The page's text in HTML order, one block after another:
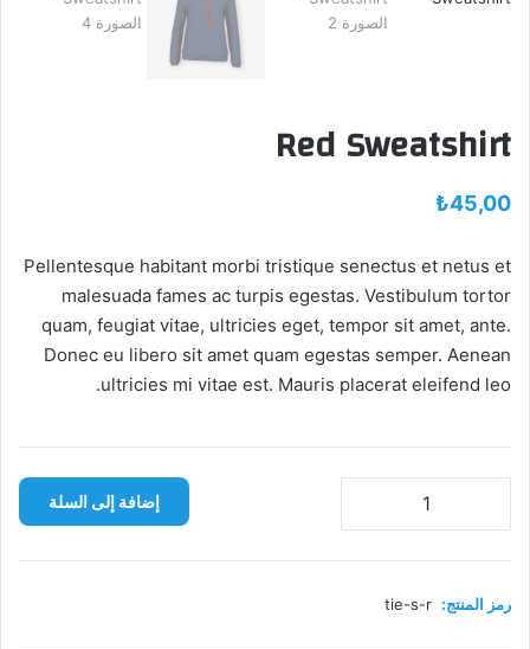
Red Sweatshirt
₺45,00
Pellentesque habitant morbi tristique senectus et netus et
malesuada fames ac turpis egestas. Vestibulum tortor
quam, feugiat vitae, ultricies eget, tempor sit amet, ante.
Donec eu libero sit amet quam egestas semper. Aenean
ultricies mi vitae est. Mauris placerat eleifend leo.
إضافة إلى السلة
رمز المنتج: tie-s-r